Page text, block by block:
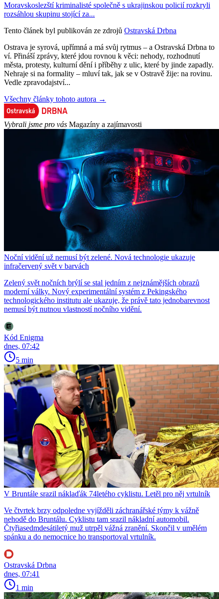
Moravskoslezští kriminalisté společně s ukrajinskou policií rozkryli
rozsáhlou skupinu stojící za...
Tento článek byl publikován ze zdrojů Ostravská Drbna
Ostrava je syrová, upřímná a má svůj rytmus – a Ostravská Drbna to
ví. Přináší zprávy, které jdou rovnou k věci: nehody, rozhodnutí
města, protesty, kulturní dění i příběhy z ulic, které by jinde zapadly.
Nehraje si na formality – mluví tak, jak se v Ostravě žije: na rovinu.
Vedle zpravodajství...
Všechny články tohoto autora →
Vybrali jsme pro vás Magazíny a zajímavosti
Noční vidění už nemusí být zelené. Nová technologie ukazuje
infračervený svět v barvách
Zelený svět nočních brýlí se stal jedním z nejznámějších obrazů
moderní války. Nový experimentální systém z Pekingského
technologického institutu ale ukazuje, že právě tato jednobarevnost
nemusí být nutnou vlastností nočního vidění.
Kód Enigma
dnes, 07:42
5 min
V Bruntále srazil náklaďák 74letého cyklistu. Letěl pro něj vrtulník
Ve čtvrtek brzy odpoledne vyjížděli záchranářské týmy k vážně
nehodě do Bruntálu. Cyklistu tam srazil nákladní automobil.
Čtyřiasedmdesátiletý muž utrpěl vážná zranění. Skončil v umělém
spánku a do nemocnice ho transportoval vrtulník.
Ostravská Drbna
dnes, 07:41
1 min